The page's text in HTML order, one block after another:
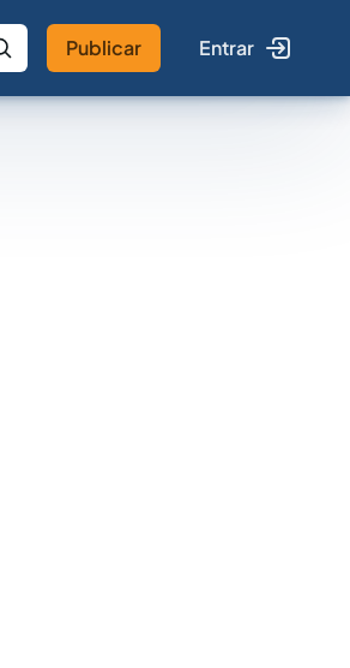
Publicar Entrar